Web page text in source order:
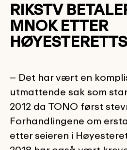
RIKSTV
MNOK ETTER
– Det har vært en
utmattende sak som
2012 da TONO først
Forhandlingene om
etter seieren i